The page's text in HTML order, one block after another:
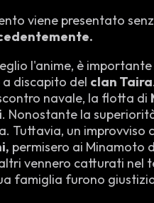
viene presentato
l'anime, è
a discapito del clan Taira
navale, la flotta di
. Nonostante la
Tuttavia, un improvviso
permisero ai Minamoto
vennero catturati nel
famiglia furono